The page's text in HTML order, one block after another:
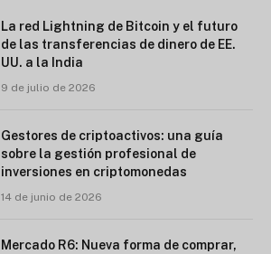
La red Lightning de Bitcoin y el futuro
de las transferencias de dinero de EE.
UU. a la India
9 de julio de 2026
Gestores de criptoactivos: una guía
sobre la gestión profesional de
inversiones en criptomonedas
14 de junio de 2026
Mercado R6: Nueva forma de comprar,